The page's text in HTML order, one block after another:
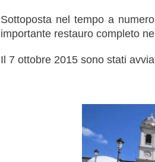
Sottoposta nel tempo a
importante restauro completo
Il 7 ottobre 2015 sono stati